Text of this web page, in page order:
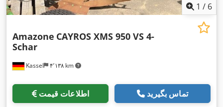
1 / 6
Kassel ۴٬۱۳۸ km
Amazone CAYROS XMS 950 VS 4-
Schar
اطلاعات قیمت تماس بگیرید